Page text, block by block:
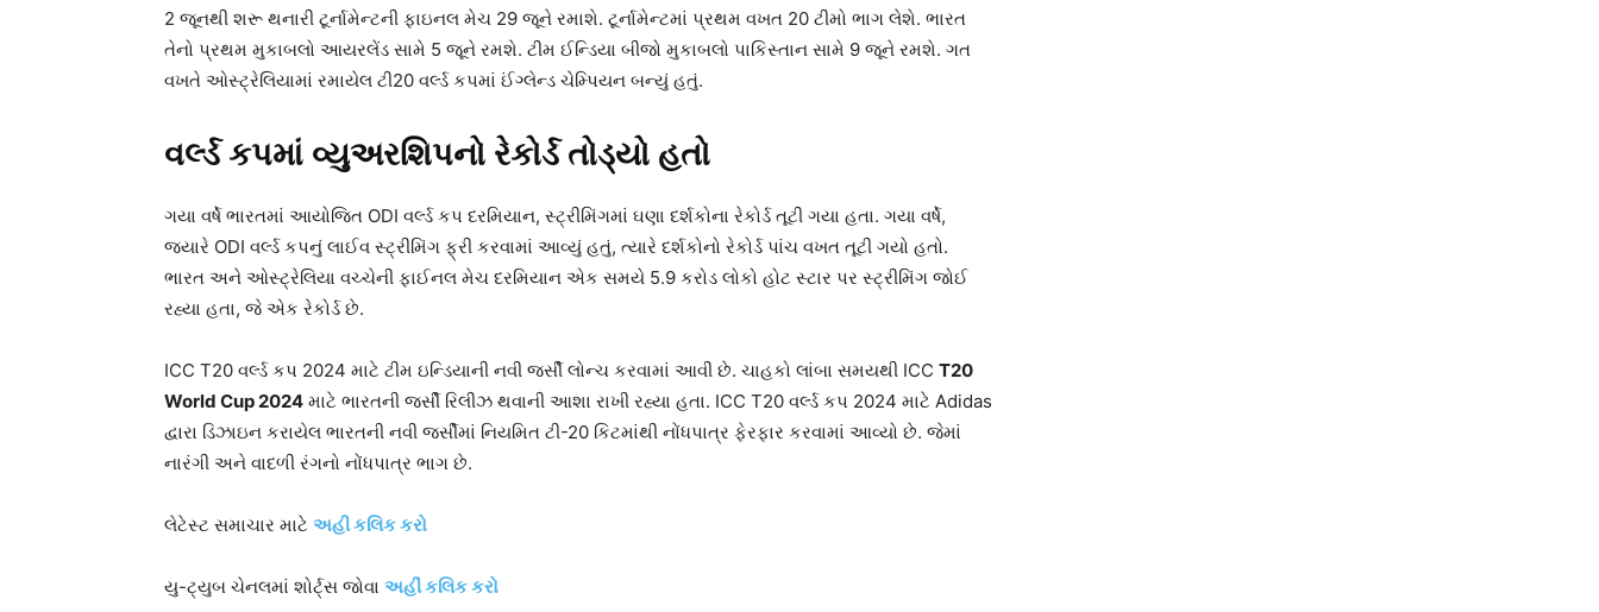
2 જૂનથી શરૂ થનારી ટૂર્નામેન્ટની ફાઇનલ મેચ 29 જૂને રમાશે. ટૂર્નામેન્ટમાં પ્રથમ વખત 20 ટીમો ભાગ લેશે. ભારત
તેનો પ્રથમ મુકાબલો આયરલેંડ સામે 5 જૂને રમશે. ટીમ ઈન્ડિયા બીજો મુકાબલો પાકિસ્તાન સામે 9 જૂને રમશે. ગત
વખતે ઓસ્ટ્રેલિયામાં રમાયેલ ટી20 વર્લ્ડ કપમાં ઈંગ્લેન્ડ ચેમ્પિયન બન્યું હતું.
વર્લ્ડ કપમાં વ્યુઅરશિપનો રેકોર્ડ તોડ્યો હતો
ગયા વર્ષે ભારતમાં આયોજિત ODI વર્લ્ડ કપ દરમિયાન, સ્ટ્રીમિંગમાં ઘણા દર્શકોના રેકોર્ડ તૂટી ગયા હતા. ગયા વર્ષે,
જ્યારે ODI વર્લ્ડ કપનું લાઈવ સ્ટ્રીમિંગ ફ્રી કરવામાં આવ્યું હતું, ત્યારે દર્શકોનો રેકોર્ડ પાંચ વખત તૂટી ગયો હતો.
ભારત અને ઓસ્ટ્રેલિયા વચ્ચેની ફાઈનલ મેચ દરમિયાન એક સમયે 5.9 કરોડ લોકો હોટ સ્ટાર પર સ્ટ્રીમિંગ જોઈ
રહ્યા હતા, જે એક રેકોર્ડ છે.
ICC T20 વર્લ્ડ કપ 2024 માટે ટીમ ઇન્ડિયાની નવી જર્સી લોન્ચ કરવામાં આવી છે. ચાહકો લાંબા સમયથી ICC T20
World Cup 2024 માટે ભારતની જર્સી રિલીઝ થવાની આશા રાખી રહ્યા હતા. ICC T20 વર્લ્ડ કપ 2024 માટે Adidas
દ્વારા ડિઝાઇન કરાયેલ ભારતની નવી જર્સીમાં નિયમિત ટી-20 કિટમાંથી નોંધપાત્ર ફેરફાર કરવામાં આવ્યો છે. જેમાં
નારંગી અને વાદળી રંગનો નોંધપાત્ર ભાગ છે.
લેટેસ્ટ સમાચાર માટે અહી કલિક કરો
યુ-ટ્યુબ ચેનલમાં શોર્ટ્સ જોવા અહીં કલિક કરો